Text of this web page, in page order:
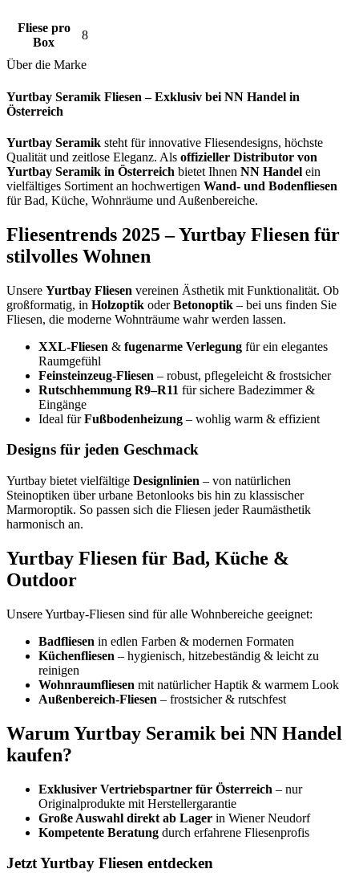
Fliese pro
Box
8
Über die Marke
Yurtbay Seramik Fliesen – Exklusiv bei NN Handel in
Österreich
Yurtbay Seramik steht für innovative Fliesendesigns, höchste
Qualität und zeitlose Eleganz. Als offizieller Distributor von
Yurtbay Seramik in Österreich bietet Ihnen NN Handel ein
vielfältiges Sortiment an hochwertigen Wand- und Bodenfliesen
für Bad, Küche, Wohnräume und Außenbereiche.
Fliesentrends 2025 – Yurtbay Fliesen für
stilvolles Wohnen
Unsere Yurtbay Fliesen vereinen Ästhetik mit Funktionalität. Ob
großformatig, in Holzoptik oderBetonoptik – bei uns finden Sie
Fliesen, die moderne Wohnträume wahr werden lassen.
XXL-Fliesen & fugenarme Verlegung für ein elegantes
Raumgefühl
Feinsteinzeug-Fliesen – robust, pflegeleicht & frostsicher
Rutschhemmung R9–R11 für sichere Badezimmer &
Eingänge
Ideal fürFußbodenheizung – wohlig warm & effizient
Designs für jeden Geschmack
Yurtbay bietet vielfältige Designlinien – von natürlichen
Steinoptiken über urbane Betonlooks bis hin zu klassischer
Marmoroptik. So passen sich die Fliesen jeder Raumästhetik
harmonisch an.
Yurtbay Fliesen für Bad, Küche &
Outdoor
Unsere Yurtbay-Fliesen sind für alle Wohnbereiche geeignet:
Badfliesen in edlen Farben & modernen Formaten
Küchenfliesen – hygienisch, hitzebeständig & leicht zu
reinigen
Wohnraumfliesen mit natürlicher Haptik & warmem Look
Außenbereich-Fliesen – frostsicher & rutschfest
Warum Yurtbay Seramik bei NN Handel
kaufen?
Exklusiver Vertriebspartner für Österreich – nur
Originalprodukte mit Herstellergarantie
Große Auswahl direkt ab Lager in Wiener Neudorf
Kompetente Beratung durch erfahrene Fliesenprofis
Jetzt Yurtbay Fliesen entdecken